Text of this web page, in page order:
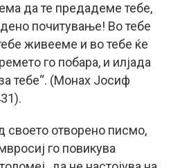
да те предадеме тебе,
почитување! Во тебе
живееме и во тебе ќе
го побара, и илјада
тебе“. (Монах Јосиф
своето отворено писмо,
го повикува